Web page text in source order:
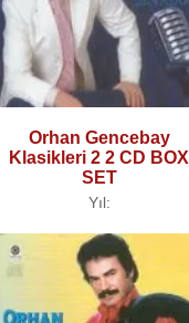
Orhan Gencebay
Klasikleri 2 2 CD BOX
SET
Yıl: